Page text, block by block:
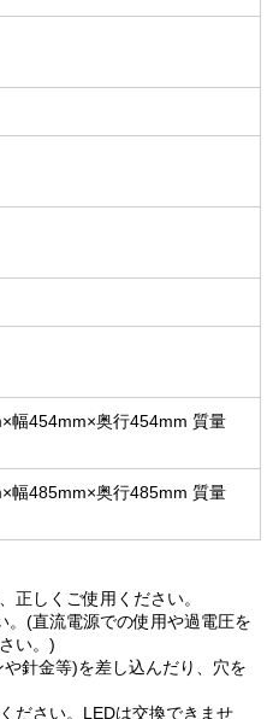
幅454mm×奥行454mm 質量
幅485mm×奥行485mm 質量
正しくご使用ください。
。(直流電源での使用や過電圧を
い。)
針金等)を差し込んだり、穴を
ださい。LEDは交換できませ